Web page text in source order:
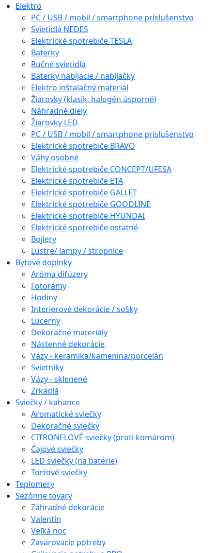
Elektro
PC / USB / mobil / smartphone príslušenstvo
Svietidlá NEDES
Elektrické spotrebiče TESLA
Baterky
Ručné svietidlá
Baterky nabíjacie / nabíjačky
Elektro inštalačný materiál
Žiarovky (klasik, halogén,úsporné)
Náhradné diely
Žiarovky LED
PC / USB / mobil / smartphone príslušenstvo
Elektrické spotrebiče BRAVO
Váhy osobné
Elektrické spotrebiče CONCEPT/UFESA
Elektrické spotrebiče ETA
Elektrické spotrebiče GALLET
Elektrické spotrebiče GOODLINE
Elektrické spotrebiče HYUNDAI
Elektrické spotrebiče ostatné
Bojlery
Lustre/ lampy / stropnice
Bytové doplnky
Aróma difúzery
Fotorámy
Hodiny
Interierové dekorácie / sošky
Lucerny
Dekoračné materiály
Nástenné dekorácie
Vázy - keramika/kamenina/porcelán
Svietniky
Vázy - sklenené
Zrkadlá
Sviečky / kahance
Aromatické sviečky
Dekoračné sviečky
CITRONELOVÉ sviečky (proti komárom)
Čajové sviečky
LED sviečky (na batérie)
Tortové sviečky
Teplomery
Sezónne tovary
Záhradné dekorácie
Valentín
Veľká noc
Zavarovacie potreby